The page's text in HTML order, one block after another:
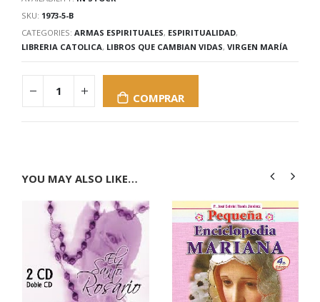
SKU: 1973-5-B
CATEGORIES: ARMAS ESPIRITUALES, ESPIRITUALIDAD,
LIBRERIA CATOLICA, LIBROS QUE CAMBIAN VIDAS, VIRGEN MARÍA
COMPRAR
YOU MAY ALSO LIKE…